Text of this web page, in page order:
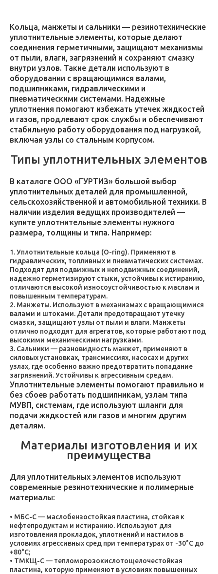
Кольца, манжеты и сальники — резинотехнические
уплотнительные элементы, которые делают
соединения герметичными, защищают механизмы
от пыли, влаги, загрязнений и сохраняют смазку
внутри узлов. Такие детали используют в
оборудовании с вращающимися валами,
подшипниками, гидравлическими и
пневматическими системами. Надежные
уплотнения помогают избежать утечек жидкостей
и газов, продлевают срок службы и обеспечивают
стабильную работу оборудования под нагрузкой,
включая узлы со стальным корпусом.
Типы уплотнительных элементов
В каталоге ООО «ГУРТИЗ» большой выбор
уплотнительных деталей для промышленной,
сельскохозяйственной и автомобильной техники. В
наличии изделия ведущих производителей —
купите уплотнительные элементы нужного
размера, толщины и типа. Например:
Уплотнительные кольца (O-ring). Применяют в
гидравлических, топливных и пневматических системах.
Подходят для подвижных и неподвижных соединений,
надежно герметизируют стыки, устойчивы к истиранию,
отличаются высокой износоустойчивостью к маслам и
повышенным температурам.
Манжеты. Используют в механизмах с вращающимися
валами и штоками. Детали предотвращают утечку
смазки, защищают узлы от пыли и влаги. Манжеты
отлично подходят для агрегатов, которые работают под
высокими механическими нагрузками.
Сальники — разновидность манжет, применяют в
силовых установках, трансмиссиях, насосах и других
узлах, где особенно важно предотвратить попадание
загрязнений. Устойчивы к агрессивным средам.
Уплотнительные элементы помогают правильно и
без сбоев работать подшипникам, узлам типа
МУВП, системам, где используют шланги для
подачи жидкостей или газов и многим другим
деталям.
Материалы изготовления и их
преимущества
Для уплотнительных элементов используют
современные резинотехнические и полимерные
материалы:
МБС-С — маслобензостойкая пластина, стойкая к
нефтепродуктам и истиранию. Используют для
изготовления прокладок, уплотнений и настилов в
условиях агрессивных сред при температурах от -30°C до
+80°C;
ТМКЩ-С — тепломорозокислотощелочестойкая
пластина, которую применяют в условиях повышенных